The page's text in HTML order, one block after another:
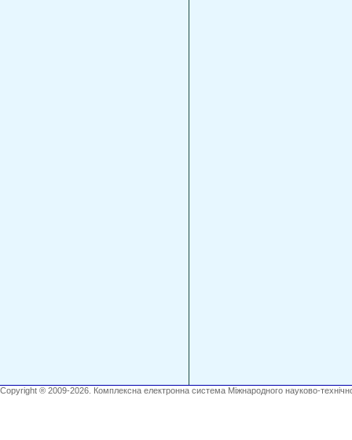
Copyright ® 2009-2026. Комплексна електронна система Міжнародного науково-